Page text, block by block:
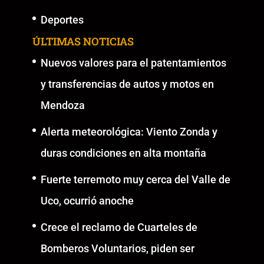
Deportes
ÚLTIMAS NOTICIAS
Nuevos valores para el patentamientos
y transferencias de autos y motos en
Mendoza
Alerta meteorológica: Viento Zonda y
duras condiciones en alta montaña
Fuerte terremoto muy cerca del Valle de
Uco, ocurrió anoche
Crece el reclamo de Cuarteles de
Bomberos Voluntarios, piden ser